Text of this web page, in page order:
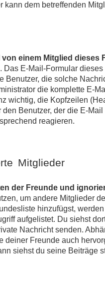
kann dem betreffenden
von einem Mitglied dieses
Das E-Mail-Formular
Benutzer, die solche
die komplette E-
wichtig, die Kopfzeilen
Benutzer, der die E-
reagieren.
Mitglieder
der Freunde und
um andere Mitglieder
hinzufügst,
aufgelistet. Du siehst
Nachricht senden.
deiner Freunde auch
siehst du seine Beiträge